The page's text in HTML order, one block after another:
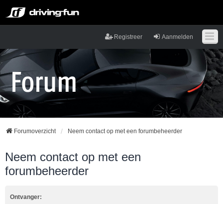
Aanmelden
Registreer
Forumoverzicht Neem contact op met een forumbeheerder
Neem contact op met een
forumbeheerder
Ontvanger: